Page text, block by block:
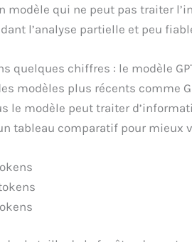
modèle qui ne peut pas traiter
l’analyse partielle et peu
quelques chiffres : le modèle
modèles plus récents comme
le modèle peut traiter
tableau comparatif pour mieux